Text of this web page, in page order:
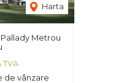
Harta
Metrou
TVA
de vânzare